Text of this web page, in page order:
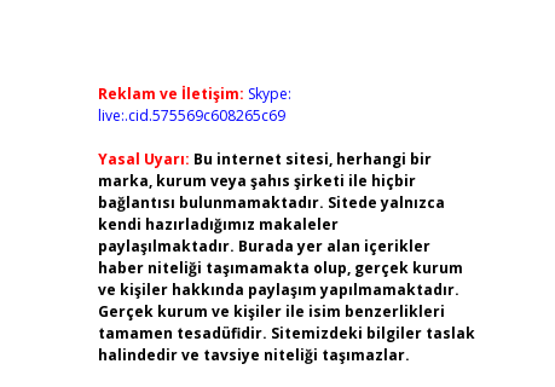
Reklam ve İletişim: Skype:
live:.cid.575569c608265c69
Yasal Uyarı: Bu internet sitesi, herhangi bir
marka, kurum veya şahıs şirketi ile hiçbir
bağlantısı bulunmamaktadır. Sitede yalnızca
kendi hazırladığımız makaleler
paylaşılmaktadır. Burada yer alan içerikler
haber niteliği taşımamakta olup, gerçek kurum
ve kişiler hakkında paylaşım yapılmamaktadır.
Gerçek kurum ve kişiler ile isim benzerlikleri
tamamen tesadüfidir. Sitemizdeki bilgiler taslak
halindedir ve tavsiye niteliği taşımazlar.